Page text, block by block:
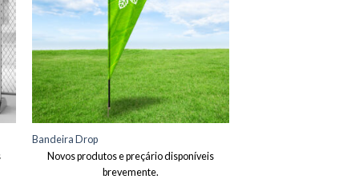
Bandeira Drop
Novos produtos e preçário disponíveis
brevemente.